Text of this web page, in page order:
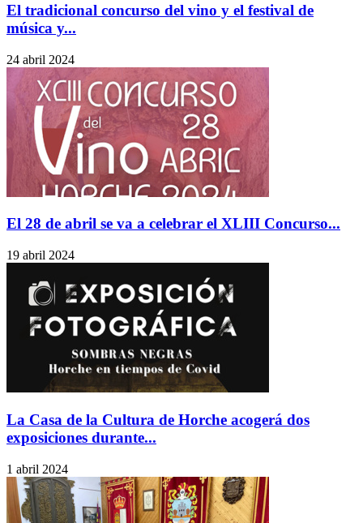
El tradicional concurso del vino y el festival de
música y...
24 abril 2024
El 28 de abril se va a celebrar el XLIII Concurso...
19 abril 2024
La Casa de la Cultura de Horche acogerá dos
exposiciones durante...
1 abril 2024